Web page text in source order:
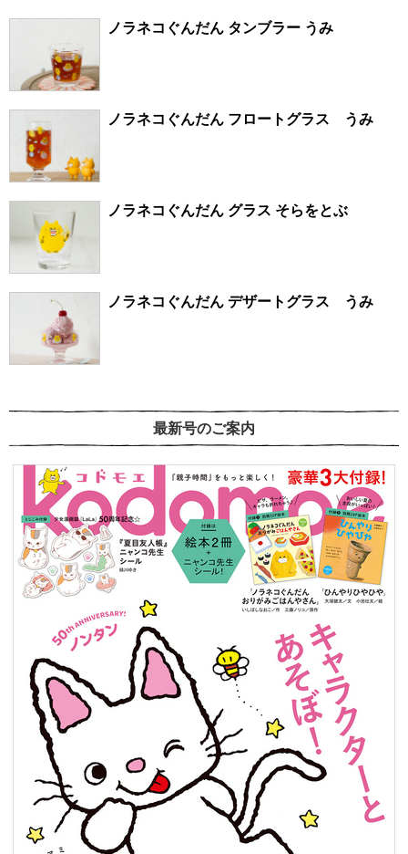
ノラネコぐんだん タンブラー うみ
ノラネコぐんだん フロートグラス うみ
ノラネコぐんだん グラス そらをとぶ
ノラネコぐんだん デザートグラス うみ
最新号のご案内